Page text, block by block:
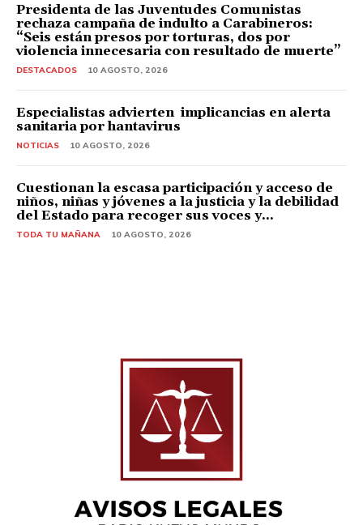
Presidenta de las Juventudes Comunistas
rechaza campaña de indulto a Carabineros:
“Seis están presos por torturas, dos por
violencia innecesaria con resultado de muerte”
DESTACADOS 10 AGOSTO, 2026
Especialistas advierten implicancias en alerta
sanitaria por hantavirus
NOTICIAS 10 AGOSTO, 2026
Cuestionan la escasa participación y acceso de
niños, niñas y jóvenes a la justicia y la debilidad
del Estado para recoger sus voces y...
TODA TU MAÑANA 10 AGOSTO, 2026